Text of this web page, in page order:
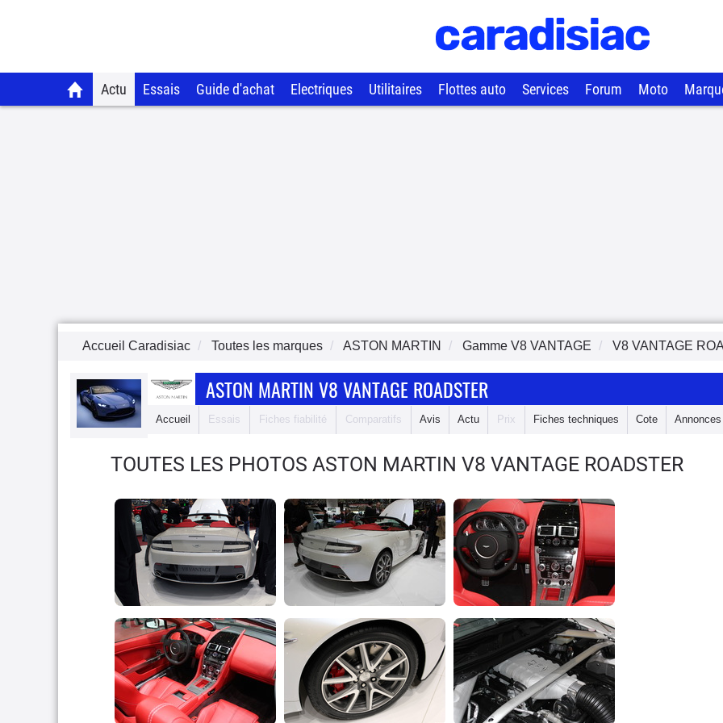
Actu Essais Guide d'achat Electriques Utilitaires Flottes auto Services Forum Moto
Accueil Caradisiac Toutes les marques ASTON MARTIN Gamme V8 VANTAGE V8 VANTAGE
ASTON MARTIN V8 VANTAGE ROADSTER
Accueil Essais Fiches fiabilité Comparatifs Avis Actu Prix Fiches techniques Cote Annonces
TOUTES LES PHOTOS ASTON MARTIN V8 VANTAGE ROADSTER